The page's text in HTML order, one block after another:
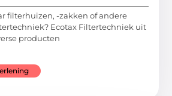
filterhuizen, -zakken of andere
Ecotax Filtertechniek uit
producten